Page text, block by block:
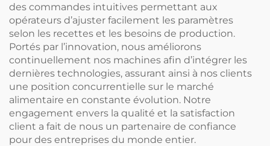
des commandes intuitives permettant aux
opérateurs d’ajuster facilement les paramètres
selon les recettes et les besoins de production.
Portés par l’innovation, nous améliorons
continuellement nos machines afin d’intégrer les
dernières technologies, assurant ainsi à nos clients
une position concurrentielle sur le marché
alimentaire en constante évolution. Notre
engagement envers la qualité et la satisfaction
client a fait de nous un partenaire de confiance
pour des entreprises du monde entier.